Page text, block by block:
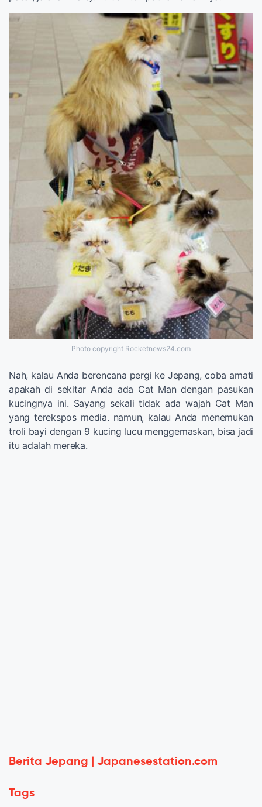
Photo copyright Rocketnews24.com
Nah, kalau Anda berencana pergi ke Jepang, coba amati
apakah di sekitar Anda ada Cat Man dengan pasukan
kucingnya ini. Sayang sekali tidak ada wajah Cat Man
yang terekspos media. namun, kalau Anda menemukan
troli bayi dengan 9 kucing lucu menggemaskan, bisa jadi
itu adalah mereka.
Berita Jepang | Japanesestation.com
Tags